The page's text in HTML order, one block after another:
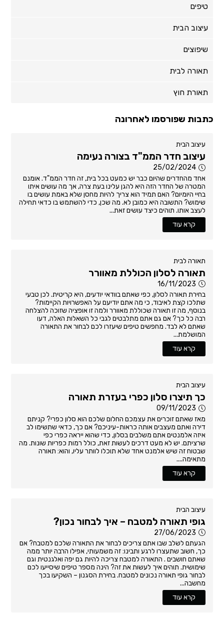
טיפים
עיצוב הבית
שיפוצים
תאורה לבית
תאורת חוץ
כתבות שפורסמו לאחרונה
עיצוב הבית
עיצוב חדר הממ"ד בצורה נעימה
25/02/2024
אחד מהחדרים שהיום כבר יש כמעט בכל בית, זה חדר הממ"ד. אומנם
המטרה של החדר הזה היא להגן עלינו בעת צרה, אך מה עושים איתו
בחיי היומיום? האם תמיד הוא צריך להיות מחסן שלא באמת עושים בו
שימוש? התשובה היא כמובן לא. מה שכן, כדי להשתמש בו כדאי תחילה
לעצב אותו. תוהים כיצד עושים זאת...
קרא עוד
תאורה לבית
תאורה לסלון הכוללת מאוורר
16/11/2023
בחירת תאורה לסלון, כפי שאתם בוודאי יודעים, היא קריטית. לכן טבעי
שתלכו קצת לאיבוד, כי מה אתם יודיעם על האפשרויות הקיימות?
בנוסף, מה זו תאורה שכוללת מאוורר ולמה זו אופציה שזוכה להצלחה
רבה כל כך? אם גם אתם מתלבטים לגבי כל השאלות האלה, דעו
שאתם לא לבד. מחפשים טיפים שיעזרו לכם לבחור את התאורה
המושלמת...
קרא עוד
עיצוב הבית
כך תיצרו סלון כפרי בעזרת תאורה
09/11/2023
מאז שאתם זוכרים את עצמכם החלום שלכם הוא סלון כפרי? קניתם
דירה ואתם מעצבים אותה כראות-עיניכם? אם כך, כדאי שתשימו לב
איזה אלמנטים אתם משלבים בסלון, כדי שהוא ייראה כפרי כפי
שרציתם. יש לא מעט דרכים לעשות זאת, כולל רמות כפריות שונות. מה
שבטוח זה שיש אלמנט אחד שלא תוכלו לוותר עליו, והוא: תאורה
מתאימה....
קרא עוד
עיצוב הבית
גופי תאורה למטבח – איך לבחור נכון?
27/06/2023
הגעתם לשלב שבו אתם צריכים לבחור את התאורה שלכם למטבח? אם
כך, חשוב שתעצרו לרגע ותבינו: זה משמעותי, אפילו הרבה יותר ממה
שאתם חושבים . התאורה למטבח צריכה להיות גם יפה ואלגנטית וגם
שימושית. תוהים איך לעשות את זה? הינה מספר טיפים שיסייעו לכם
לבחור גופי תאורה נכונים למטבח. בחירת הסגנון – השקיעו בכך
מחשבה...
קרא עוד